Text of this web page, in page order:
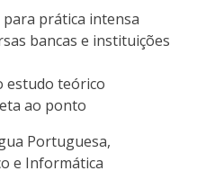
prática intensa
bancas e instituições
estudo teórico
ao ponto
Portuguesa,
e Informática